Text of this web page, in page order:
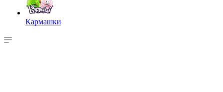
Кармашки